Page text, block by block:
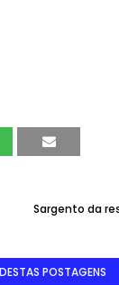
Sargento da
POSTAGENS